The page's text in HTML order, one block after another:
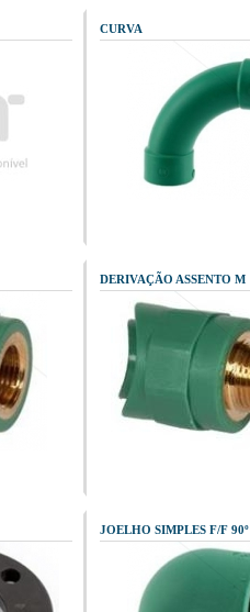
CURVA
DERIVAÇÃO ASSENTO M
JOELHO SIMPLES F/F 90º